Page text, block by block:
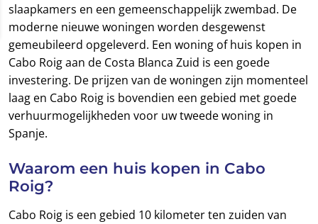
slaapkamers en een gemeenschappelijk zwembad. De
moderne nieuwe woningen worden desgewenst
gemeubileerd opgeleverd. Een woning of huis kopen in
Cabo Roig aan de Costa Blanca Zuid is een goede
investering. De prijzen van de woningen zijn momenteel
laag en Cabo Roig is bovendien een gebied met goede
verhuurmogelijkheden voor uw tweede woning in
Spanje.
Waarom een huis kopen in Cabo
Roig?
Cabo Roig is een gebied 10 kilometer ten zuiden van